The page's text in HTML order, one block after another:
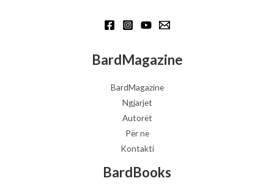
BardMagazine
BardMagazine
Ngjarjet
Autorët
Për ne
Kontakti
BardBooks